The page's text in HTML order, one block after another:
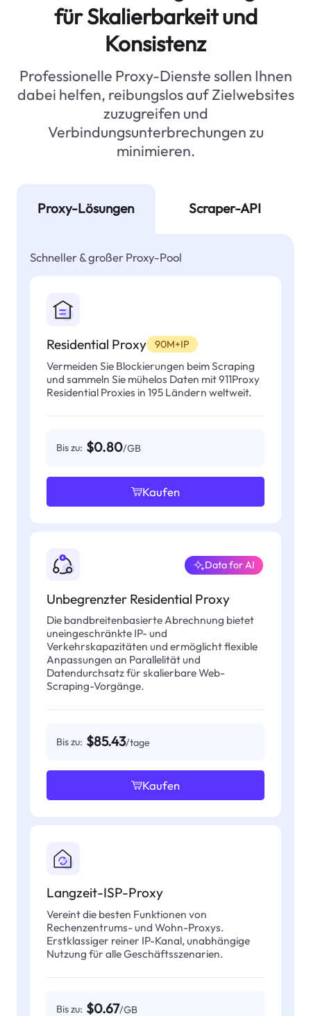
für Skalierbarkeit und
Konsistenz
Professionelle Proxy-Dienste sollen Ihnen
dabei helfen, reibungslos auf Zielwebsites
zuzugreifen und
Verbindungsunterbrechungen zu
minimieren.
Proxy-Lösungen Scraper-API
Schneller & großer Proxy-Pool
Residential Proxy 90M+IP
Vermeiden Sie Blockierungen beim Scraping
und sammeln Sie mühelos Daten mit 911Proxy
Residential Proxies in 195 Ländern weltweit.
Bis zu: $0.80/GB
Kaufen
Unbegrenzter Residential Proxy
Data for AI
Die bandbreitenbasierte Abrechnung bietet
uneingeschränkte IP- und
Verkehrskapazitäten und ermöglicht flexible
Anpassungen an Parallelität und
Datendurchsatz für skalierbare Web-
Scraping-Vorgänge.
Bis zu: $85.43/tage
Kaufen
Langzeit-ISP-Proxy
Vereint die besten Funktionen von
Rechenzentrums- und Wohn-Proxys.
Erstklassiger reiner IP-Kanal, unabhängige
Nutzung für alle Geschäftsszenarien.
Bis zu: $0.67/GB